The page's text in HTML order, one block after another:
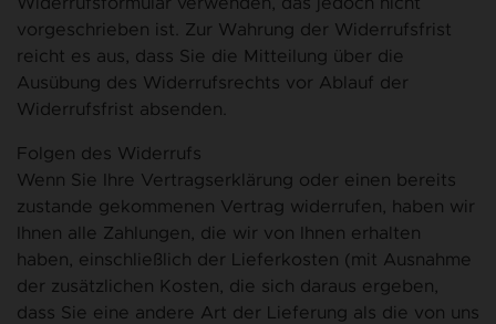
vorgeschrieben ist. Zur Wahrung der Widerrufsfrist
reicht es aus, dass Sie die Mitteilung über die
Ausübung des Widerrufsrechts vor Ablauf der
Widerrufsfrist absenden.
Folgen des Widerrufs
Wenn Sie Ihre Vertragserklärung oder einen bereits
zustande gekommenen Vertrag widerrufen, haben wir
Ihnen alle Zahlungen, die wir von Ihnen erhalten
haben, einschließlich der Lieferkosten (mit Ausnahme
der zusätzlichen Kosten, die sich daraus ergeben,
dass Sie eine andere Art der Lieferung als die von uns